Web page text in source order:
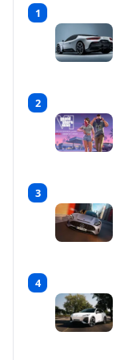
1
2
3
4